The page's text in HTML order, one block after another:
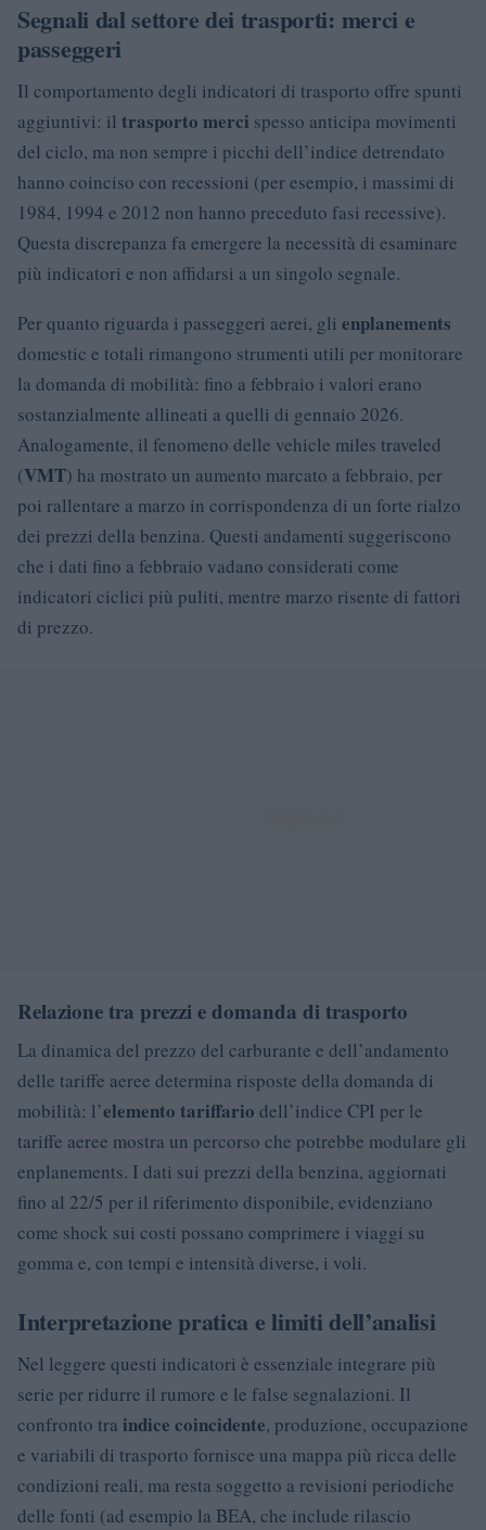
Segnali dal settore dei trasporti: merci e
passeggeri
Il comportamento degli indicatori di trasporto offre spunti
aggiuntivi: il trasporto merci spesso anticipa movimenti
del ciclo, ma non sempre i picchi dell’indice detrendato
hanno coinciso con recessioni (per esempio, i massimi di
1984, 1994 e 2012 non hanno preceduto fasi recessive).
Questa discrepanza fa emergere la necessità di esaminare
più indicatori e non affidarsi a un singolo segnale.
Per quanto riguarda i passeggeri aerei, gli enplanements
domestic e totali rimangono strumenti utili per monitorare
la domanda di mobilità: fino a febbraio i valori erano
sostanzialmente allineati a quelli di gennaio 2026.
Analogamente, il fenomeno delle vehicle miles traveled
(VMT) ha mostrato un aumento marcato a febbraio, per
poi rallentare a marzo in corrispondenza di un forte rialzo
dei prezzi della benzina. Questi andamenti suggeriscono
che i dati fino a febbraio vadano considerati come
indicatori ciclici più puliti, mentre marzo risente di fattori
di prezzo.
Relazione tra prezzi e domanda di trasporto
La dinamica del prezzo del carburante e dell’andamento
delle tariffe aeree determina risposte della domanda di
mobilità: l’elemento tariffario dell’indice CPI per le
tariffe aeree mostra un percorso che potrebbe modulare gli
enplanements. I dati sui prezzi della benzina, aggiornati
fino al 22/5 per il riferimento disponibile, evidenziano
come shock sui costi possano comprimere i viaggi su
gomma e, con tempi e intensità diverse, i voli.
Interpretazione pratica e limiti dell’analisi
Nel leggere questi indicatori è essenziale integrare più
serie per ridurre il rumore e le false segnalazioni. Il
confronto tra indice coincidente, produzione, occupazione
e variabili di trasporto fornisce una mappa più ricca delle
condizioni reali, ma resta soggetto a revisioni periodiche
delle fonti (ad esempio la BEA, che include rilascio